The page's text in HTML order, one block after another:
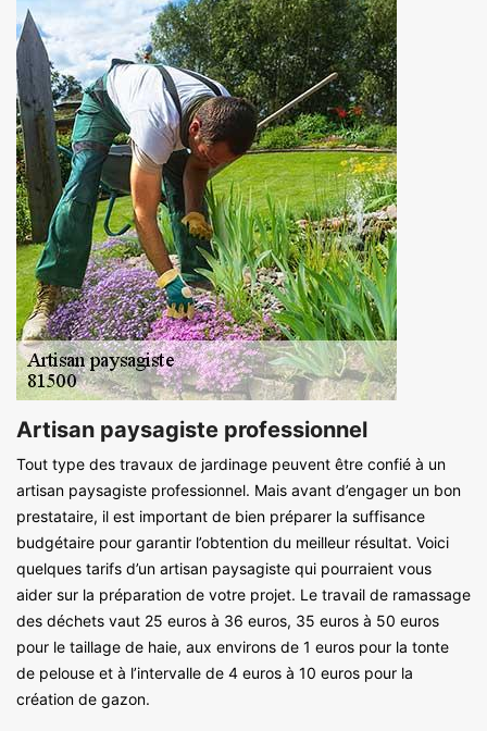
Artisan paysagiste professionnel
Tout type des travaux de jardinage peuvent être confié à un
artisan paysagiste professionnel. Mais avant d’engager un bon
prestataire, il est important de bien préparer la suffisance
budgétaire pour garantir l’obtention du meilleur résultat. Voici
quelques tarifs d’un artisan paysagiste qui pourraient vous
aider sur la préparation de votre projet. Le travail de ramassage
des déchets vaut 25 euros à 36 euros, 35 euros à 50 euros
pour le taillage de haie, aux environs de 1 euros pour la tonte
de pelouse et à l’intervalle de 4 euros à 10 euros pour la
création de gazon.